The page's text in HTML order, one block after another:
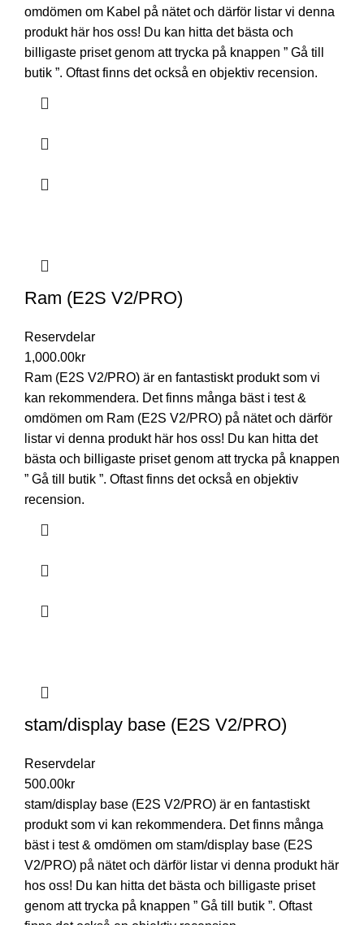
omdömen om Kabel på nätet och därför listar vi denna
produkt här hos oss! Du kan hitta det bästa och
billigaste priset genom att trycka på knappen ” Gå till
butik ”. Oftast finns det också en objektiv recension.
Ram (E2S V2/PRO)
Reservdelar
1,000.00kr
Ram (E2S V2/PRO) är en fantastiskt produkt som vi
kan rekommendera. Det finns många bäst i test &
omdömen om Ram (E2S V2/PRO) på nätet och därför
listar vi denna produkt här hos oss! Du kan hitta det
bästa och billigaste priset genom att trycka på knappen
” Gå till butik ”. Oftast finns det också en objektiv
recension.
stam/display base (E2S V2/PRO)
Reservdelar
500.00kr
stam/display base (E2S V2/PRO) är en fantastiskt
produkt som vi kan rekommendera. Det finns många
bäst i test & omdömen om stam/display base (E2S
V2/PRO) på nätet och därför listar vi denna produkt här
hos oss! Du kan hitta det bästa och billigaste priset
genom att trycka på knappen ” Gå till butik ”. Oftast